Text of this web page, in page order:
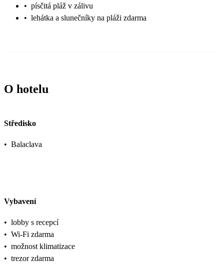
• písčitá pláž v zálivu
• lehátka a slunečníky na pláži zdarma
O hotelu
Středisko
• Balaclava
Vybavení
• lobby s recepcí
• Wi-Fi zdarma
• možnost klimatizace
• trezor zdarma